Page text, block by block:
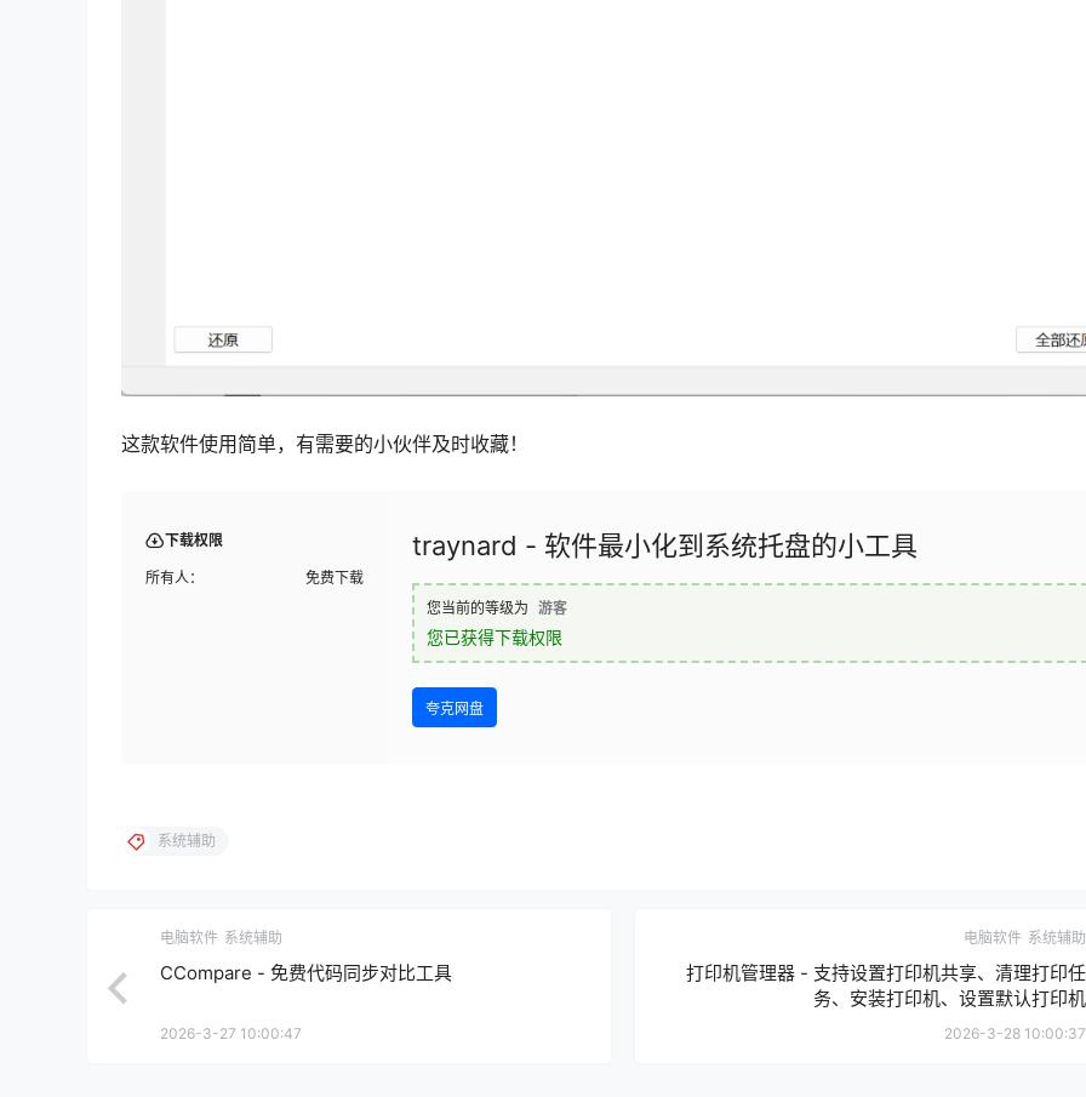
这款软件使用简单，有需要的小伙伴及时收藏！
下载权限
所有人： 免费下载
traynard - 软件最小化到系统托盘的小工具
您当前的等级为 游客
您已获得下载权限
夸克网盘
系统辅助
电脑软件 系统辅助
CCompare - 免费代码同步对比工具
2026-3-27 10:00:47
电脑软件 系统辅助
打印机管理器 - 支持设置打印机共享、清理打印任
务、安装打印机、设置默认打印机
2026-3-28 10:00:37